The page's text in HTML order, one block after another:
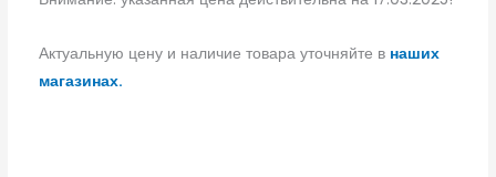
Актуальную цену и наличие товара уточняйте в наших
магазинах.